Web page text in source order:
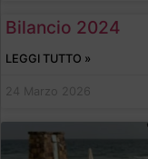
Bilancio 2024
LEGGI TUTTO »
24 Marzo 2026